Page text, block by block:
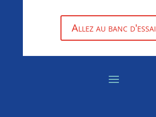
Allez au banc d'essai